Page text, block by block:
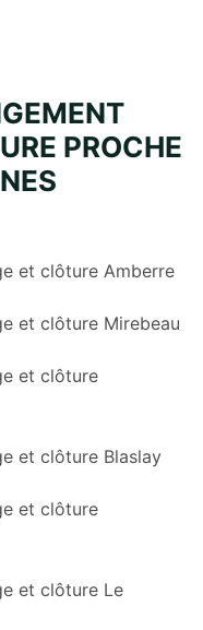
PROCHE
et clôture Amberre
et clôture Mirebeau
et clôture
et clôture Blaslay
et clôture
et clôture Le